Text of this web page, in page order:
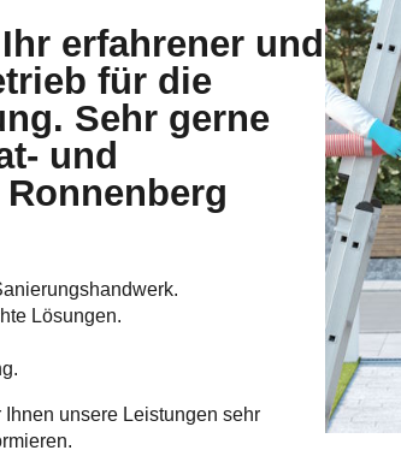
erfahrener und
für die
Sehr gerne
und
Lösungen.
unsere Leistungen sehr